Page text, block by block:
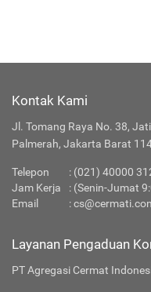
Kontak Kami
Jl. Tomang Raya No. 38,
Palmerah, Jakarta Barat
Telepon : (021) 40000
Jam Kerja
: (Senin-Jumat
Email
:
Layanan Pengaduan
PT Agregasi Cermat